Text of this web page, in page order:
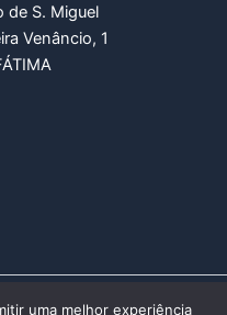
de S. Miguel
Venâncio, 1
Portuguesa de Escolas
uma melhor experiência